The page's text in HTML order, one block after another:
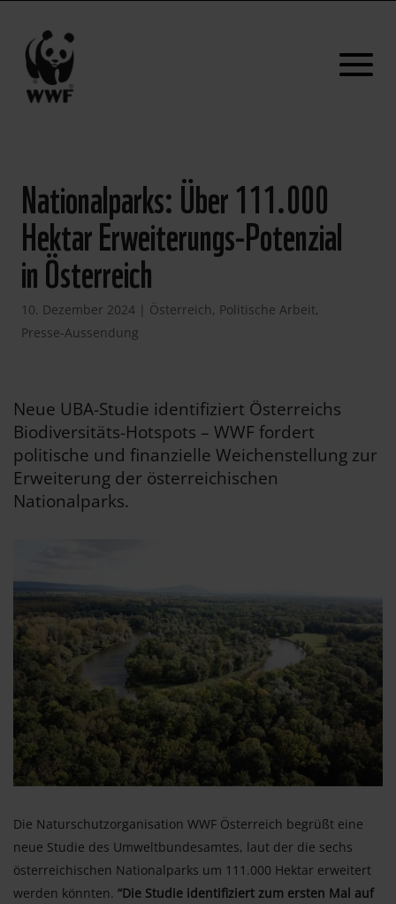
Nationalparks: Über 111.000
Hektar Erweiterungs-Potenzial
in Österreich
10. Dezember 2024| Österreich, Politische Arbeit,
Presse-Aussendung
Neue UBA-Studie identifiziert Österreichs
Biodiversitäts-Hotspots – WWF fordert
politische und finanzielle Weichenstellung zur
Erweiterung der österreichischen
Nationalparks.
Die Naturschutzorganisation WWF Österreich begrüßt eine
neue Studie des Umweltbundesamtes, laut der die sechs
österreichischen Nationalparks um 111.000 Hektar erweitert
werden könnten. “Die Studie identifiziert zum ersten Mal auf